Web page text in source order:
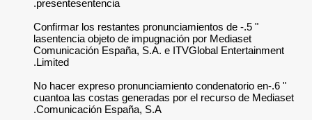
" 5.- Confirmar los
lasentencia objeto
Comunicación
" 6.-No hacer
cuantoa las costas